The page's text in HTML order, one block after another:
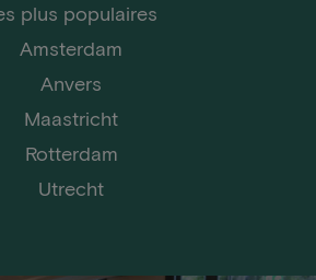
plus populaires
Amsterdam
Anvers
Maastricht
Rotterdam
Utrecht